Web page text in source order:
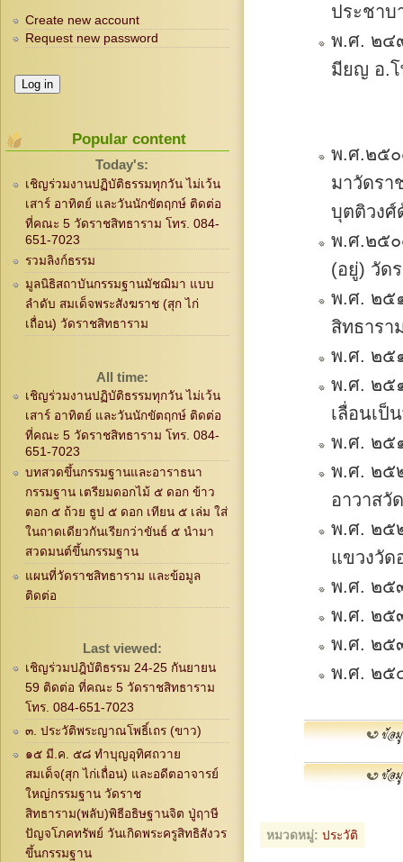
Create new account
Request new password
Popular content
Today's:
เชิญร่วมงานปฏิบัติธรรมทุกวัน ไม่เว้น
เสาร์ อาทิตย์ และวันนักขัตฤกษ์ ติดต่อ
ที่คณะ 5 วัดราชสิทธาราม โทร. 084-
651-7023
รวมลิงก์ธรรม
มูลนิธิสถาบันกรรมฐานมัชฌิมา แบบ
ลำดับ สมเด็จพระสังฆราช (สุก ไก่
เถื่อน) วัดราชสิทธาราม
All time:
เชิญร่วมงานปฏิบัติธรรมทุกวัน ไม่เว้น
เสาร์ อาทิตย์ และวันนักขัตฤกษ์ ติดต่อ
ที่คณะ 5 วัดราชสิทธาราม โทร. 084-
651-7023
บทสวดขึ้นกรรมฐานและอาราธนา
กรรมฐาน เตรียมดอกไม้ ๕ ดอก ข้าว
ตอก ๕ ถ้วย ธูป ๕ ดอก เทียน ๕ เล่ม ใส่
ในถาดเดียวกันเรียกว่าขันธ์ ๕ นำมา
สวดมนต์ขึ้นกรรมฐาน
แผนที่วัดราชสิทธาราม และข้อมูล
ติดต่อ
Last viewed:
เชิญร่วมปฎิบัติธรรม 24-25 กันยายน
59 ติดต่อ ที่คณะ 5 วัดราชสิทธาราม
โทร. 084-651-7023
๓. ประวัติพระญาณโพธิ์เถร (ขาว)
๑๕ มี.ค. ๕๘ ทำบุญอุทิศถวาย
สมเด็จ(สุก ไก่เถื่อน) และอดีตอาจารย์
ใหญ่กรรมฐาน วัดราช
สิทธาราม(พลับ)พิธีอธิษฐานจิต ปู่ฤาษี
ปัญจโภคทรัพย์ วันเกิดพระครูสิทธิสังวร
ขึ้นกรรมฐาน
ประชาบ
พ.ศ. ๒๔
มียญ อ.โ
พ.ศ.๒๕๐
มาวัดรา
บุตติวงศ์
พ.ศ.๒๕
(อยู่) วัด
พ.ศ. ๒๕
สิทธารา
พ.ศ. ๒๕
พ.ศ. ๒๕
เลื่อนเป็
พ.ศ. ๒๕
พ.ศ. ๒๕
อาวาสวั
พ.ศ. ๒๕
แขวงวัด
พ.ศ. ๒๕
พ.ศ. ๒๕
พ.ศ. ๒๕
พ.ศ. ๒๕
หมวดหมู่: ประวัติ